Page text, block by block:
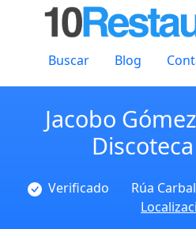
Buscar Blog
Jacobo
Verificado Rúa